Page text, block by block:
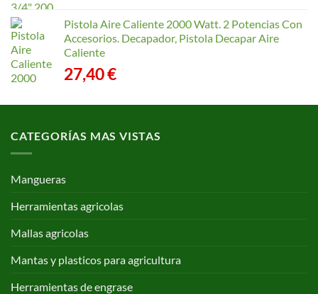
Pistola Aire Caliente 2000 Watt. 2 Potencias Con
Accesorios. Decapador, Pistola Decapar Aire
Caliente
27,40€
CATEGORÍAS MAS VISTAS
Mangueras
Herramientas agricolas
Mallas agricolas
Mantas y plasticos para agricultura
Herramientas de engrase